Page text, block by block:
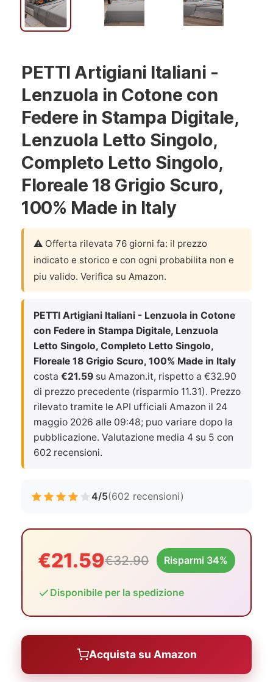
PETTI Artigiani Italiani -
Lenzuola in Cotone con
Federe in Stampa Digitale,
Lenzuola Letto Singolo,
Completo Letto Singolo,
Floreale 18 Grigio Scuro,
100% Made in Italy
⚠️ Offerta rilevata 76 giorni fa: il prezzo
indicato e storico e con ogni probabilita non e
piu valido. Verifica su Amazon.
PETTI Artigiani Italiani - Lenzuola in Cotone
con Federe in Stampa Digitale, Lenzuola
Letto Singolo, Completo Letto Singolo,
Floreale 18 Grigio Scuro, 100% Made in Italy
costa €21.59 su Amazon.it, rispetto a €32.90
di prezzo precedente (risparmio 11.31). Prezzo
rilevato tramite le API ufficiali Amazon il 24
maggio 2026 alle 09:48; puo variare dopo la
pubblicazione. Valutazione media 4 su 5 con
602 recensioni.
4/5(602 recensioni)
€21.59€32.90 Risparmi 34%
Disponibile per la spedizione
Acquista su Amazon